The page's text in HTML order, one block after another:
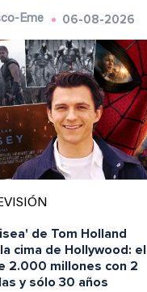
Eme 06-08-2026
de Tom Holland
cima de Hollywood: el
2.000 millones con 2
y sólo 30 años